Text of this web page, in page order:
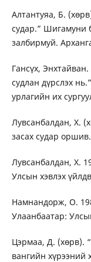
Алтантуяа, Б.
судар.” Шигамуни
залбирмуй.
Гансүх,
судлан дүрслэх
урлагийн их
Лувсанбалдан, Х.
засах судар оршив.
Лувсанбалдан, Х.
Улсын хэвлэх
Намнандорж, О.
Улаанбаатар:
Цэрмаа, Д. (хөрв).
вангийн